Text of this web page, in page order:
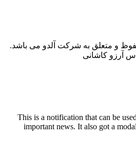
و متعلق به شرکت آلدو می باشد.
آرزو کاشانی
This is a notification that can be
important news. It also got a